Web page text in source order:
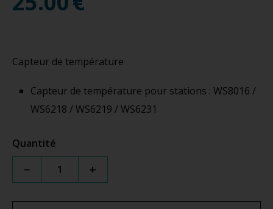
Capteur de température
Capteur de température pour stations : WS8016 /
WS6218 / WS6219 / WS6231
Quantité
− +